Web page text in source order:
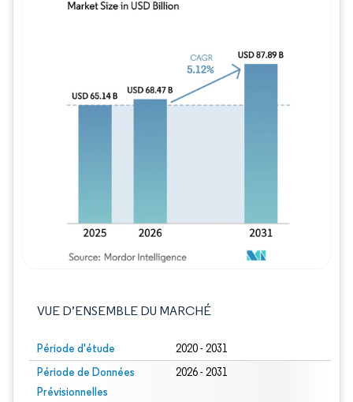
VUE D’ENSEMBLE DU MARCHÉ
Période d'étude 2020 - 2031
Période de Données
Prévisionnelles
2026 - 2031